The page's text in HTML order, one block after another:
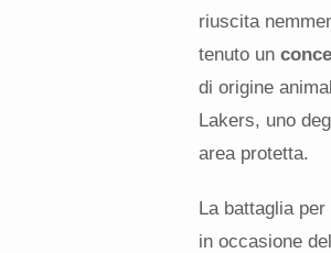
riuscita
tenuto un
di origine
Lakers, uno
area protetta.
La battaglia
in occasione